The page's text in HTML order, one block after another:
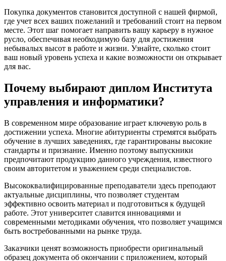
Покупка документов становится доступной с нашей фирмой,
где учет всех ваших пожеланий и требований стоит на первом
месте. Этот шаг помогает направить вашу карьеру в нужное
русло, обеспечивая необходимую базу для достижения
небывалых высот в работе и жизни. Узнайте, сколько стоит
ваш новый уровень успеха и какие возможности он открывает
для вас.
Почему выбирают диплом Института
управления и информатики?
В современном мире образование играет ключевую роль в
достижении успеха. Многие абитуриенты стремятся выбрать
обучение в лучших заведениях, где гарантированы высокие
стандарты и признание. Именно поэтому выпускники
предпочитают продукцию данного учреждения, известного
своим авторитетом и уважением среди специалистов.
Высококвалифицированные преподаватели здесь преподают
актуальные дисциплины, что позволяет студентам
эффективно освоить материал и подготовиться к будущей
работе. Этот университет славится инновациями и
современными методиками обучения, что позволяет учащимся
быть востребованными на рынке труда.
Заказчики ценят возможность приобрести оригинальный
образец документа об окончании с приложением, который